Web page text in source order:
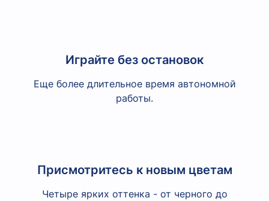
Играйте без остановок
Еще более длительное время автономной
работы.
Присмотритесь к новым цветам
Четыре ярких оттенка - от черного до